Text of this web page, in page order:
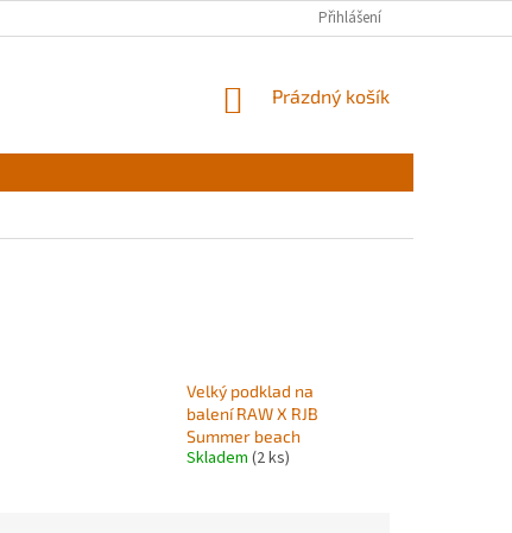
Přihlášení
NÁKUPNÍ
Prázdný košík
Velký podklad na
balení RAW X RJB
Summer beach
Skladem (2 ks)